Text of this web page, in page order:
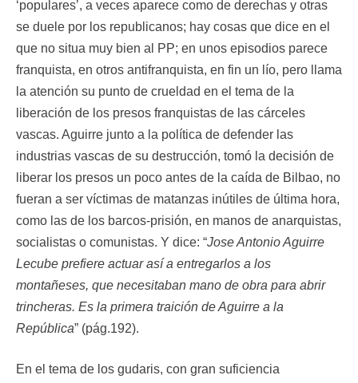
‘populares’, a veces aparece como de derechas y otras
se duele por los republicanos; hay cosas que dice en el
que no situa muy bien al PP; en unos episodios parece
franquista, en otros antifranquista, en fin un lío, pero llama
la atención su punto de crueldad en el tema de la
liberación de los presos franquistas de las cárceles
vascas. Aguirre junto a la política de defender las
industrias vascas de su destrucción, tomó la decisión de
liberar los presos un poco antes de la caída de Bilbao, no
fueran a ser víctimas de matanzas inútiles de última hora,
como las de los barcos-prisión, en manos de anarquistas,
socialistas o comunistas. Y dice: “Jose Antonio Aguirre
Lecube prefiere actuar así a entregarlos a los
montañeses, que necesitaban mano de obra para abrir
trincheras. Es la primera traición de Aguirre a la
República” (pág.192).
En el tema de los gudaris, con gran suficiencia